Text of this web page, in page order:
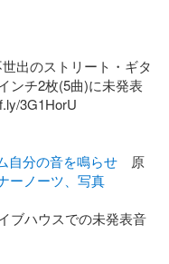
出のストリート・ギタ
ンチ2枚(5曲)に未発表
3G1HorU
自分の音を鳴らせ 原
ーノーツ、写真
ブハウスでの未発表音